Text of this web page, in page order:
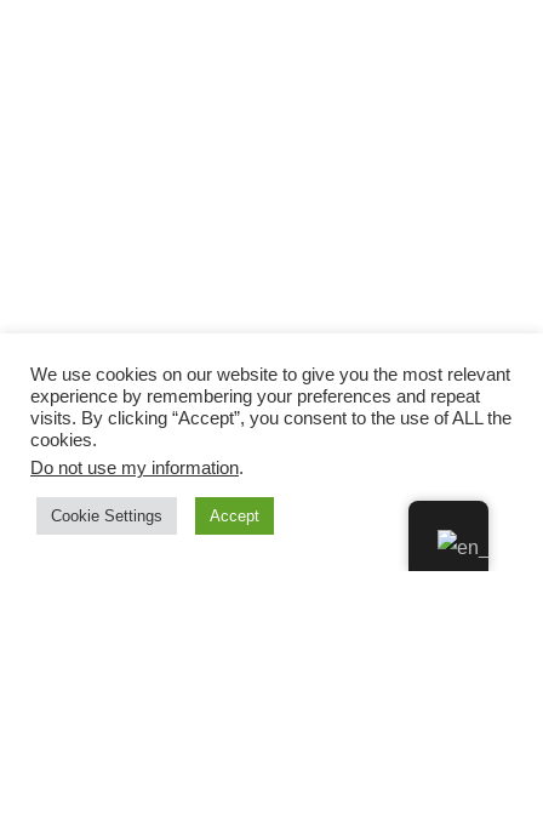
We use cookies on our website to give you the most relevant
experience by remembering your preferences and repeat
visits. By clicking “Accept”, you consent to the use of ALL the
cookies.
Do not use my information.
Cookie Settings Accept